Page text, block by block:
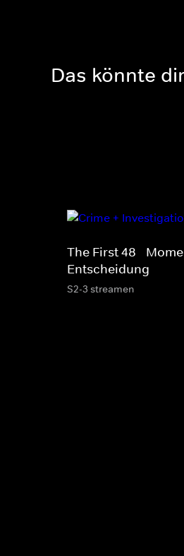
Das könnte
The First 48 -
Entscheidung
S2-3 streamen